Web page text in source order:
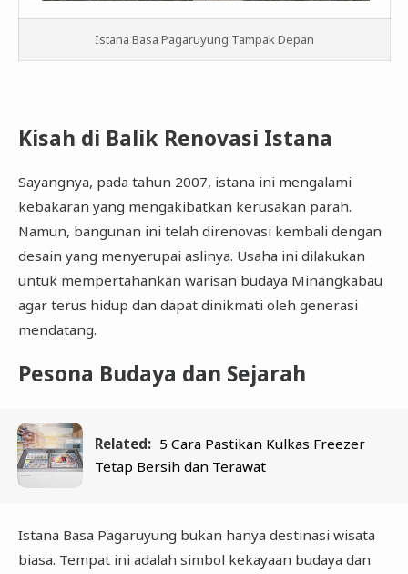
Istana Basa Pagaruyung Tampak Depan
Kisah di Balik Renovasi Istana
Sayangnya, pada tahun 2007, istana ini mengalami
kebakaran yang mengakibatkan kerusakan parah.
Namun, bangunan ini telah direnovasi kembali dengan
desain yang menyerupai aslinya. Usaha ini dilakukan
untuk mempertahankan warisan budaya Minangkabau
agar terus hidup dan dapat dinikmati oleh generasi
mendatang.
Pesona Budaya dan Sejarah
Related: 5 Cara Pastikan Kulkas Freezer
Tetap Bersih dan Terawat
Istana Basa Pagaruyung bukan hanya destinasi wisata
biasa. Tempat ini adalah simbol kekayaan budaya dan